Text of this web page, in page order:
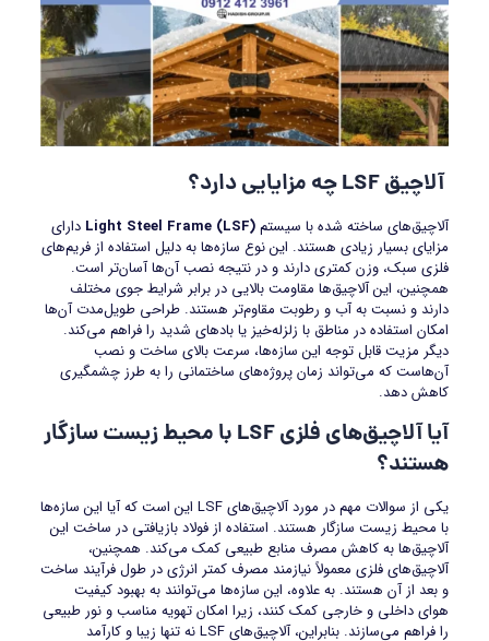
آلاچیق چه مزایایی دارد؟
آلاچیق‌های ساخته شده با سیستمLight Steel Frame (LSF) دارای
مزایای بسیار زیادی هستند. این نوع سازه‌ها به دلیل استفاده از فریم‌های
فلزی سبک، وزن کمتری دارند و در نتیجه نصب آن‌ها آسان‌تر است.
همچنین، این آلاچیق‌ها مقاومت بالایی در برابر شرایط جوی مختلف
دارند و نسبت به آب و رطوبت مقاوم‌تر هستند. طراحی طویل‌مدت آن‌ها
امکان استفاده در مناطق با زلزله‌خیز یا بادهای شدید را فراهم می‌کند.
دیگر مزیت قابل توجه این سازه‌ها، سرعت بالای ساخت و نصب
آن‌هاست که می‌تواند زمان پروژه‌های ساختمانی را به طرز چشمگیری
کاهش دهد.
آیا آلاچیق‌های فلزی
با محیط زیست سازگار
هستند؟
یکی از سوالات مهم در مورد آلاچیق‌های LSF این است که آیا این سازه‌ها
با محیط زیست سازگار هستند. استفاده از فولاد بازیافتی در ساخت این
آلاچیق‌ها به کاهش مصرف منابع طبیعی کمک می‌کند. همچنین،
آلاچیق‌های فلزی معمولاً نیازمند مصرف کمتر انرژی در طول فرآیند ساخت
و بعد از آن هستند. به علاوه، این سازه‌ها می‌توانند به بهبود کیفیت
هوای داخلی و خارجی کمک کنند، زیرا امکان تهویه مناسب و نور طبیعی
را فراهم می‌سازند. بنابراین، آلاچیق‌های LSF نه تنها زیبا و کارآمد